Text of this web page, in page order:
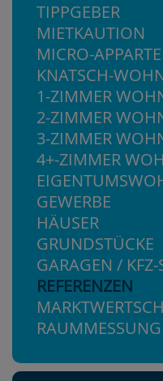
TIPPGEBER
MIETKAUTION
MICRO-
KNATSCH-
1-ZIMMER
2-ZIMMER
3-ZIMMER
4+-ZIMMER
GEWERBE
HÄUSER
GRUNDSTÜCKE
GARAGEN / KFZ-
REFERENZEN
RAUMMESSUNG